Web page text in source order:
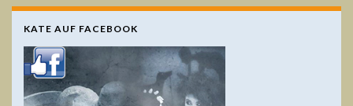
KATE AUF FACEBOOK